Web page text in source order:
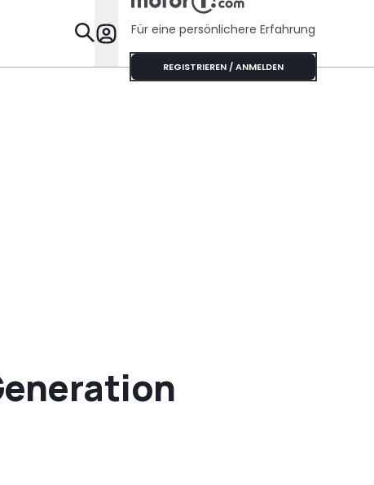
Specials
Für eine persönlichere Erfahrung
REGISTRIEREN / ANMELDEN
Risse haben